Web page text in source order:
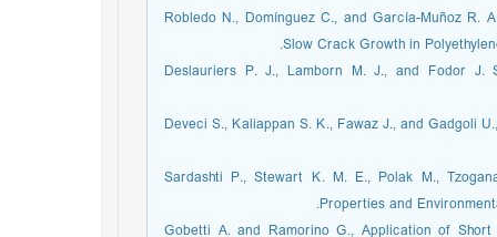
7. Robledo N., Domínguez C., and García-Muñoz
Slow Crack Growth in
8. Deslauriers P. J., Lamborn M. J., and Fodor
9. Deveci S., Kaliappan S. K., Fawaz J., and
10. Sardashti P., Stewart K. M. E., Polak M.,
Properties and
11. Gobetti A. and Ramorino G., Application of